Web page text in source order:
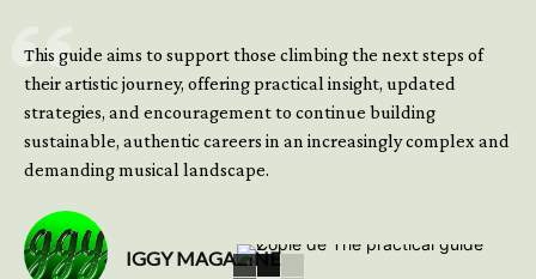
This guide aims to support those climbing the next steps of
their artistic journey, offering practical insight, updated
strategies, and encouragement to continue building
sustainable, authentic careers in an increasingly complex and
demanding musical landscape.
IGGY MAGAZINE